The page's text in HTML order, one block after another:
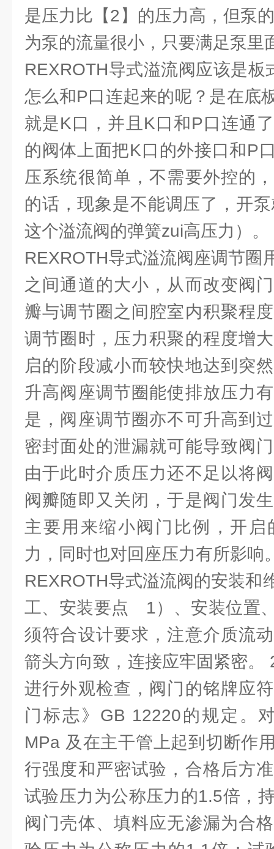
是压力比【2】的压力高，但泵
为泵的流量很小，只要满足泵里
REXROTH导式溢流阀应该是板
怎么和P口连起来的呢？是在底
就是K口，并且K口和P口连通
的阀体上面把K口的外接口和P
压系统很简单，不需要外控的
的话，现象是不能调压了，开
这个溢流阀的弹簧zui高压力）。
REXROTH导式溢流阀座调节圈
之间通道的大小，从而改变阀
瓣与调节圈之间腔室内积聚程
调节圈时，压力积聚的程度增
启的阶段减小而较快地达到突
升高阀座调节圈能使排放压力
是，阀座调节圈亦不可升高到
密封面处的泄漏就可能导致阀
由于此时介质压力还不足以将
阀瓣随即又关闭，于是阀门发
主要用来缩小阀门比例，开
力，同时也对回座压力有所影响
REXROTH导式溢流阀的安装和
工、安装要点 1）、安装位置
须符合设计要求，注意介质流
箭头方向致，连接应牢固紧密。
进行外观检查，阀门的铭牌应
门标志》GB 12220的规定。
MPa 及在主干管上起到切断作
行强度和严密试验，合格后方
试验压力为公称压力的1.5倍，
阀门壳体、填料应无渗漏为合